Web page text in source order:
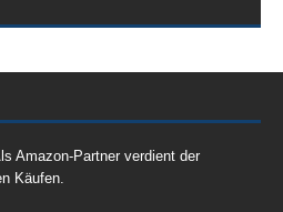
Amazon-Partner verdient der
Käufen.